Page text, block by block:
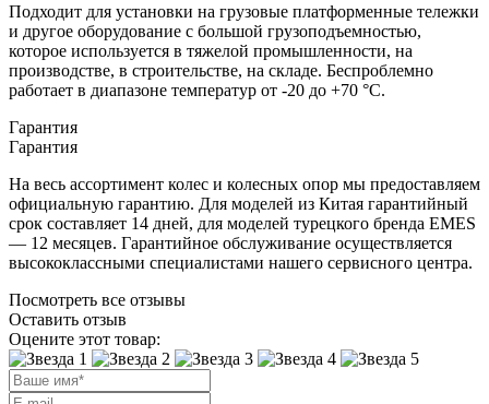
Подходит для установки на грузовые платформенные тележки
и другое оборудование с большой грузоподъемностью,
которое используется в тяжелой промышленности, на
производстве, в строительстве, на складе. Беспроблемно
работает в диапазоне температур от -20 до +70 °С.
Гарантия
Гарантия
На весь ассортимент колес и колесных опор мы предоставляем
официальную гарантию. Для моделей из Китая гарантийный
срок составляет 14 дней, для моделей турецкого бренда EMES
— 12 месяцев. Гарантийное обслуживание осуществляется
высококлассными специалистами нашего сервисного центра.
Посмотреть все отзывы
Оставить отзыв
Оцените этот товар: